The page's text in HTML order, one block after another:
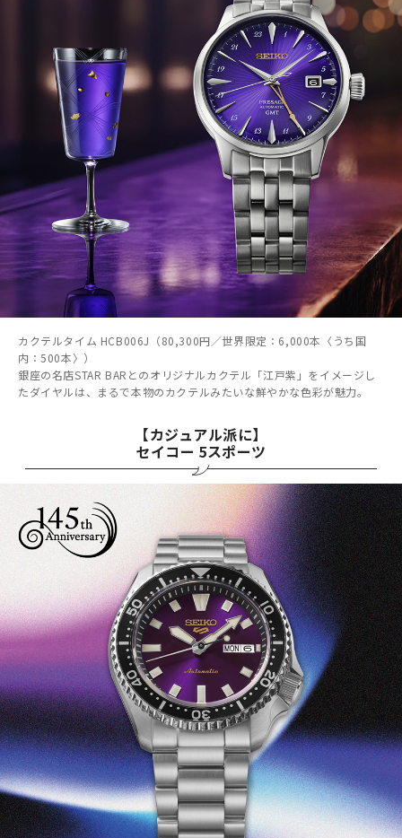
カクテルタイム HCB006J（80,300円／世界限定：6,000本〈うち国
内：500本〉）
銀座の名店STAR BARとのオリジナルカクテル「江戸紫」をイメージし
たダイヤルは、まるで本物のカクテルみたいな鮮やかな色彩が魅力。
【カジュアル派に】
セイコー 5スポーツ